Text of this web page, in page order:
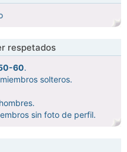
respetados
60.
solteros.
sin foto de perfil.